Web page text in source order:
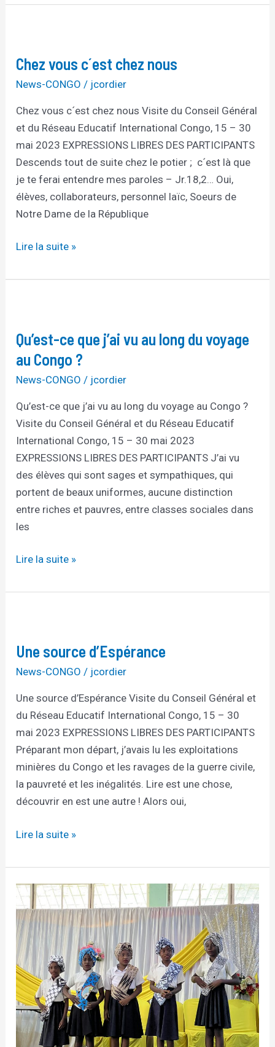
Chez vous c´est chez nous
News-CONGO / jcordier
Chez vous c´est chez nous Visite du Conseil Général
et du Réseau Educatif International Congo, 15 – 30
mai 2023 EXPRESSIONS LIBRES DES PARTICIPANTS
Descends tout de suite chez le potier ; c´est là que
je te ferai entendre mes paroles – Jr.18,2… Oui,
élèves, collaborateurs, personnel laïc, Soeurs de
Notre Dame de la République
c
´est
nous
Lire la suite »
Qu’est-ce que j’ai vu au long du voyage
au Congo ?
News-CONGO / jcordier
Qu’est-ce que j’ai vu au long du voyage au Congo ?
Visite du Conseil Général et du Réseau Educatif
International Congo, 15 – 30 mai 2023
EXPRESSIONS LIBRES DES PARTICIPANTS J’ai vu
des élèves qui sont sages et sympathiques, qui
portent de beaux uniformes, aucune distinction
entre riches et pauvres, entre classes sociales dans
les
que
j’ai
long
du
voyage
au
Congo
?
Lire la suite »
Une source d’Espérance
News-CONGO / jcordier
Une source d’Espérance Visite du Conseil Général et
du Réseau Educatif International Congo, 15 – 30
mai 2023 EXPRESSIONS LIBRES DES PARTICIPANTS
Préparant mon départ, j’avais lu les exploitations
minières du Congo et les ravages de la guerre civile,
la pauvreté et les inégalités. Lire est une chose,
découvrir en est une autre ! Alors oui,
d’Espérance
Lire la suite »
Est-
ce
une
maison
unique,
une
maison
commune ?